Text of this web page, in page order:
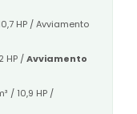
HP / Avviamento
HP /Avviamento
/ 10,9 HP /